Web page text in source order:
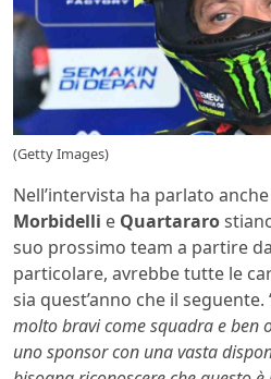
(Getty Images)
Nell’intervista ha parlato
Morbidelli e Quartararo
suo prossimo team a partire
particolare, avrebbe tutte le
sia quest’anno che il seguente.
molto bravi come squadra e ben
uno sponsor con una vasta